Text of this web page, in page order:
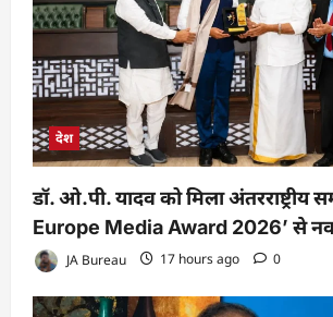
देश
डॉ. ओ.पी. यादव को मिला अंतरराष्ट्रीय
Europe Media Award 2026’ से
JA Bureau 17 hours ago 0